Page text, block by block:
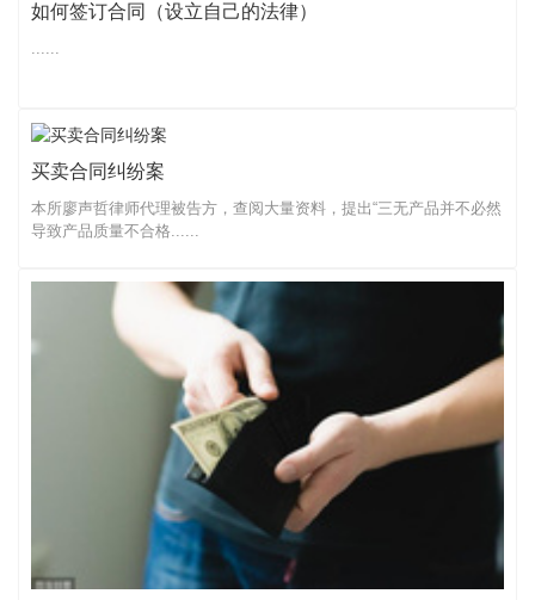
如何签订合同（设立自己的法律）
......
买卖合同纠纷案
本所廖声哲律师代理被告方，查阅大量资料，提出“三无产品并不必然
导致产品质量不合格......